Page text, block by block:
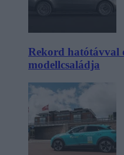
Rekord hatótávval
modellcsaládja